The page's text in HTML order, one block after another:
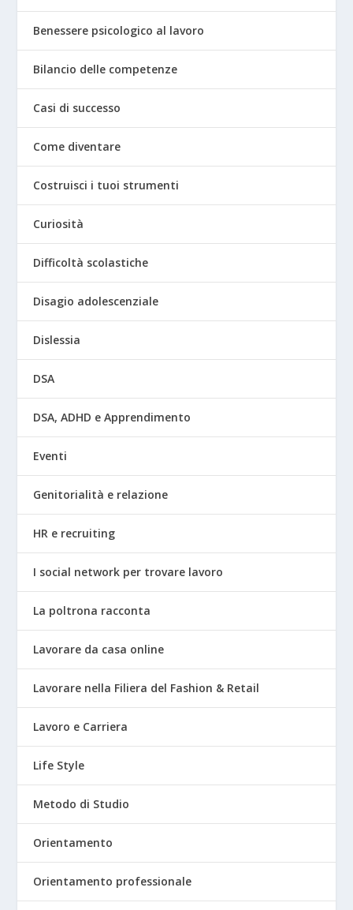
Benessere psicologico al lavoro
Bilancio delle competenze
Casi di successo
Come diventare
Costruisci i tuoi strumenti
Curiosità
Difficoltà scolastiche
Disagio adolescenziale
Dislessia
DSA
DSA, ADHD e Apprendimento
Eventi
Genitorialità e relazione
HR e recruiting
I social network per trovare lavoro
La poltrona racconta
Lavorare da casa online
Lavorare nella Filiera del Fashion & Retail
Lavoro e Carriera
Life Style
Metodo di Studio
Orientamento
Orientamento professionale